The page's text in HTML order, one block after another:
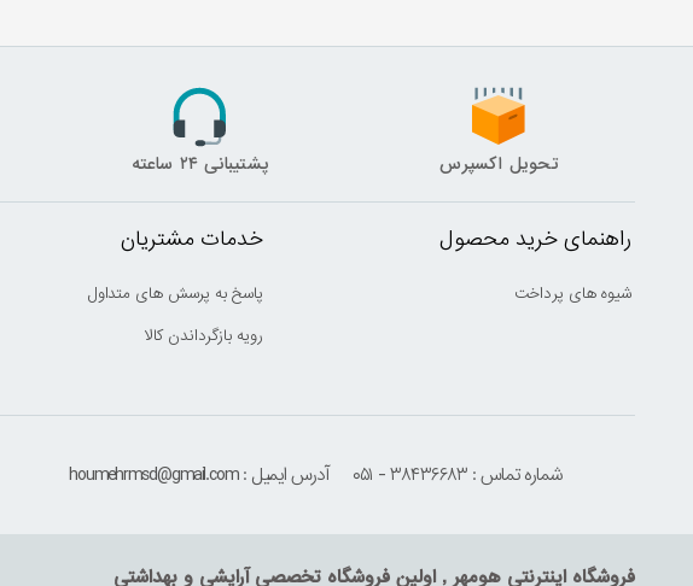
تحویل اکسپرس پشتیبانی ۲۴ ساعته
راهنمای خرید محصول
شیوه های پرداخت
خدمات مشتریان
پاسخ به پرسش های متداول
رویه بازگرداندن کالا
شماره تماس : ۳۸۴۳۶۶۸۳ - ۰۵۱ آدرس ایمیل : houmehrmsd@gmail.com
فروشگاه اینترنتی هومهر , اولین فروشگاه تخصصی آرایشی و بهداشتی